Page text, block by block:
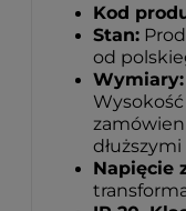
Kod
Stan:
od
Wymiary:
Napięcie